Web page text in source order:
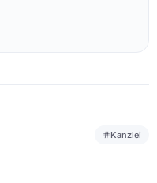
Kanzlei